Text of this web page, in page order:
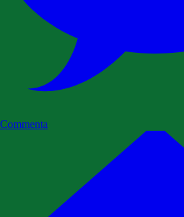
Commenta